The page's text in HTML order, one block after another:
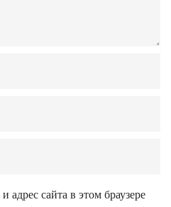
сайта в этом браузере